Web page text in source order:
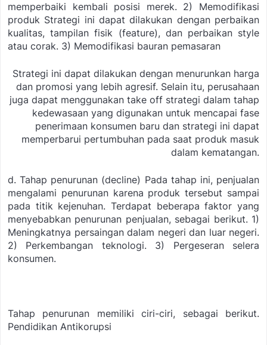
memperbaiki kembali posisi merek. 2) Memodifikasi
produk Strategi ini dapat dilakukan dengan perbaikan
kualitas, tampilan fisik (feature), dan perbaikan style
atau corak. 3) Memodifikasi bauran pemasaran
Strategi ini dapat dilakukan dengan menurunkan harga
dan promosi yang lebih agresif. Selain itu, perusahaan
juga dapat menggunakan take off strategi dalam tahap
kedewasaan yang digunakan untuk mencapai fase
penerimaan konsumen baru dan strategi ini dapat
memperbarui pertumbuhan pada saat produk masuk
dalam kematangan.
d. Tahap penurunan (decline) Pada tahap ini, penjualan
mengalami penurunan karena produk tersebut sampai
pada titik kejenuhan. Terdapat beberapa faktor yang
menyebabkan penurunan penjualan, sebagai berikut. 1)
Meningkatnya persaingan dalam negeri dan luar negeri.
2) Perkembangan teknologi.
3) Pergeseran selera
konsumen.
Tahap penurunan memiliki ciri-ciri, sebagai berikut.
Pendidikan Antikorupsi